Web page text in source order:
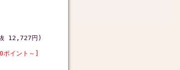
12,727円)
イント～]